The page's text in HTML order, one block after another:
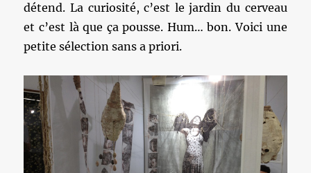
détend. La curiosité, c’est le jardin du cerveau
et c’est là que ça pousse. Hum… bon. Voici une
petite sélection sans a priori.